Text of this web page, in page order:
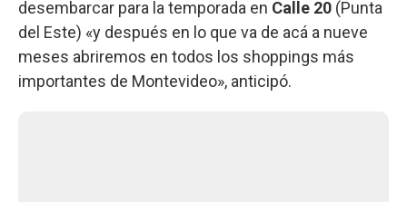
desembarcar para la temporada en Calle 20 (Punta
del Este) «y después en lo que va de acá a nueve
meses abriremos en todos los shoppings más
importantes de Montevideo», anticipó.